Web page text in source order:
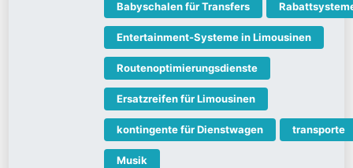
Babyschalen für Transfers
Entertainment-Systeme in Limousinen
Routenoptimierungsdienste
Ersatzreifen für Limousinen
kontingente für Dienstwagen transporte
Musik